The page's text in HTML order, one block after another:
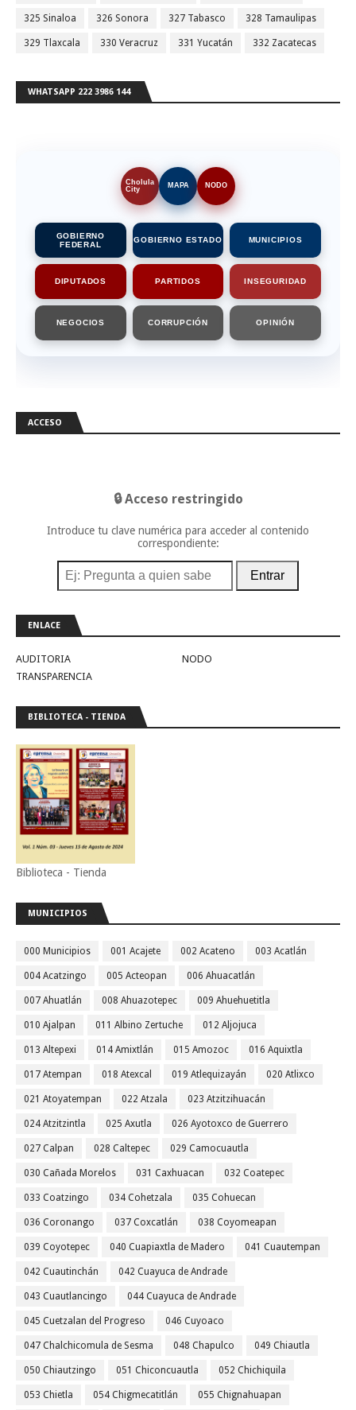
325 Sinaloa 326 Sonora 327 Tabasco 328 Tamaulipas
329 Tlaxcala 330 Veracruz 331 Yucatán 332 Zacatecas
WHATSAPP 222 3986 144
Cholula
City
MAPA NODO
GOBIERNO
FEDERAL
GOBIERNO ESTADO MUNICIPIOS
DIPUTADOS PARTIDOS INSEGURIDAD
NEGOCIOS CORRUPCIÓN OPINIÓN
ACCESO
🔒 Acceso restringido
Introduce tu clave numérica para acceder al contenido
correspondiente:
Entrar
ENLACE
AUDITORIA
NODO
TRANSPARENCIA
BIBLIOTECA - TIENDA
Biblioteca - Tienda
MUNICIPIOS
000 Municipios 001 Acajete 002 Acateno 003 Acatlán
004 Acatzingo 005 Acteopan 006 Ahuacatlán
007 Ahuatlán 008 Ahuazotepec 009 Ahuehuetitla
010 Ajalpan 011 Albino Zertuche 012 Aljojuca
013 Altepexi 014 Amixtlán 015 Amozoc 016 Aquixtla
017 Atempan 018 Atexcal 019 Atlequizayán 020 Atlixco
021 Atoyatempan 022 Atzala 023 Atzitzihuacán
024 Atzitzintla 025 Axutla 026 Ayotoxco de Guerrero
027 Calpan 028 Caltepec 029 Camocuautla
030 Cañada Morelos 031 Caxhuacan 032 Coatepec
033 Coatzingo 034 Cohetzala 035 Cohuecan
036 Coronango 037 Coxcatlán 038 Coyomeapan
039 Coyotepec 040 Cuapiaxtla de Madero 041 Cuautempan
042 Cuautinchán 042 Cuayuca de Andrade
043 Cuautlancingo 044 Cuayuca de Andrade
045 Cuetzalan del Progreso 046 Cuyoaco
047 Chalchicomula de Sesma 048 Chapulco 049 Chiautla
050 Chiautzingo 051 Chiconcuautla 052 Chichiquila
053 Chietla 054 Chigmecatitlán 055 Chignahuapan